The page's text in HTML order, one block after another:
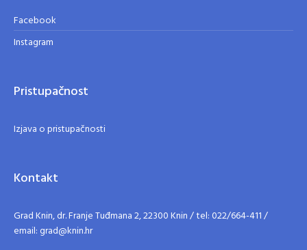
Facebook
Instagram
Pristupačnost
Izjava o pristupačnosti
Kontakt
Grad Knin, dr. Franje Tuđmana 2, 22300 Knin / tel: 022/664-411 /
email: grad@knin.hr